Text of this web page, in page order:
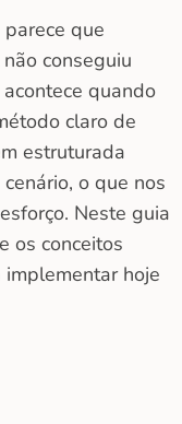
que
conseguiu
quando
claro de
estruturada
o que nos
Neste guia
os conceitos
hoje